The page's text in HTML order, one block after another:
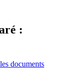
:
documents